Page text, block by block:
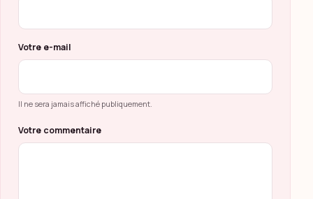
Votre e-mail
Il ne sera jamais affiché publiquement.
Votre commentaire